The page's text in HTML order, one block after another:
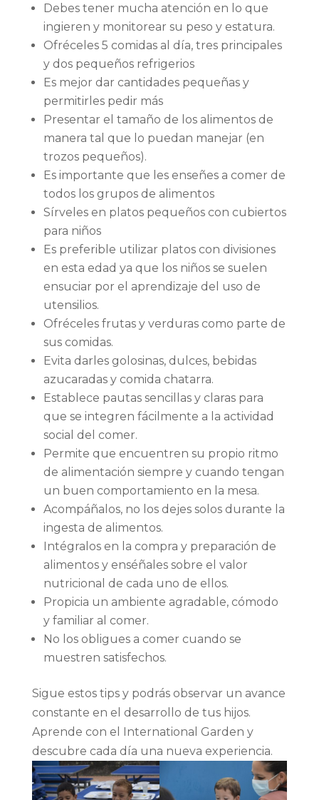
Debes tener mucha atención en lo que
ingieren y monitorear su peso y estatura.
Ofréceles 5 comidas al día, tres principales
y dos pequeños refrigerios
Es mejor dar cantidades pequeñas y
permitirles pedir más
Presentar el tamaño de los alimentos de
manera tal que lo puedan manejar (en
trozos pequeños).
Es importante que les enseñes a comer de
todos los grupos de alimentos
Sírveles en platos pequeños con cubiertos
para niños
Es preferible utilizar platos con divisiones
en esta edad ya que los niños se suelen
ensuciar por el aprendizaje del uso de
utensilios.
Ofréceles frutas y verduras como parte de
sus comidas.
Evita darles golosinas, dulces, bebidas
azucaradas y comida chatarra.
Establece pautas sencillas y claras para
que se integren fácilmente a la actividad
social del comer.
Permite que encuentren su propio ritmo
de alimentación siempre y cuando tengan
un buen comportamiento en la mesa.
Acompáñalos, no los dejes solos durante la
ingesta de alimentos.
Intégralos en la compra y preparación de
alimentos y enséñales sobre el valor
nutricional de cada uno de ellos.
Propicia un ambiente agradable, cómodo
y familiar al comer.
No los obligues a comer cuando se
muestren satisfechos.
Sigue estos tips y podrás observar un avance
constante en el desarrollo de tus hijos.
Aprende con el International Garden y
descubre cada día una nueva experiencia.